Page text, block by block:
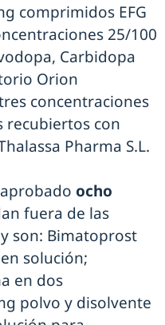
comprimidos EFG
25/100
Carbidopa
Orion
concentraciones
recubiertos con
Pharma S.L.
ocho
fuera de las
son: Bimatoprost
solución;
en dos
polvo y disolvente